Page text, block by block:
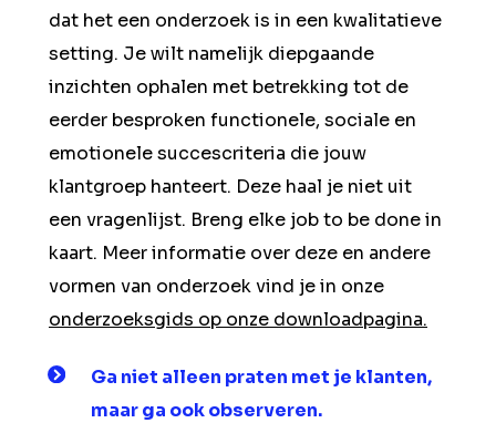
dat het een onderzoek is in een kwalitatieve
setting. Je wilt namelijk diepgaande
inzichten ophalen met betrekking tot de
eerder besproken functionele, sociale en
emotionele succescriteria die jouw
klantgroep hanteert. Deze haal je niet uit
een vragenlijst. Breng elke job to be done in
kaart. Meer informatie over deze en andere
vormen van onderzoek vind je in onze
onderzoeksgids op onze downloadpagina.
Ga niet alleen praten met je klanten,
maar ga ook observeren.